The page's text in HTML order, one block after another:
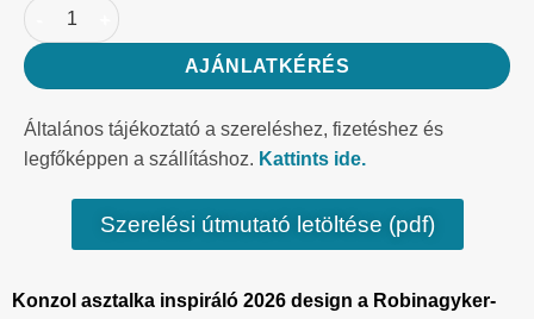
AJÁNLATKÉRÉS
Általános tájékoztató a szereléshez, fizetéshez és
legfőképpen a szállításhoz. Kattints ide.
Szerelési útmutató letöltése (pdf)
Konzol asztalka inspiráló 2026 design a Robinagyker-